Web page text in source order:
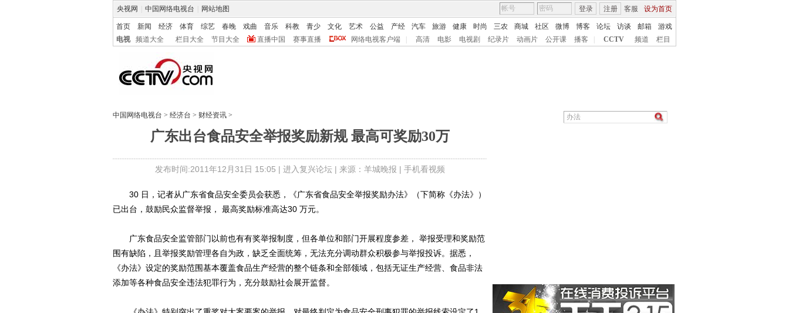
央视网 中国网络电视台 网站地图 客服 设为首页
登录 注册
首页 新闻 经济 体育 综艺 春晚 戏曲 音乐 科教 青少 文化 艺术 公益 产经 汽车 旅游 健康 时尚 三农 商城 社区 微博 博客 论坛 访谈 邮箱
游戏
电视
频道大全 栏目大全 节目大全 直播中国 赛事直播 网络电视客户端 高清 电影 电视剧 纪录片 动画片 公开课 播客 CCTV 频道 栏目
中国网络电视台 > 经济台 > 财经资讯 >
广东出台食品安全举报奖励新规 最高可奖励30万
发布时间:2011年12月31日 15:05 | 进入复兴论坛| 来源：羊城晚报 | 手机看视频
30 日，记者从广东省食品安全委员会获悉，《广东省食品安全举报奖励办法》（下简称《办法》）
已出台，鼓励民众监督举报， 最高奖励标准高达30 万元。
广东食品安全监管部门以前也有有奖举报制度，但各单位和部门开展程度参差， 举报受理和奖励范
围有缺陷，且举报奖励管理各自为政，缺乏全面统筹，无法充分调动群众积极参与举报投诉。据悉，
《办法》设定的奖励范围基本覆盖食品生产经营的整个链条和全部领域，包括无证生产经营、食品非法
添加等各种食品安全违法犯罪行为，充分鼓励社会展开监督。